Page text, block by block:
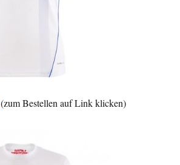
(zum Bestellen auf Link klicken)